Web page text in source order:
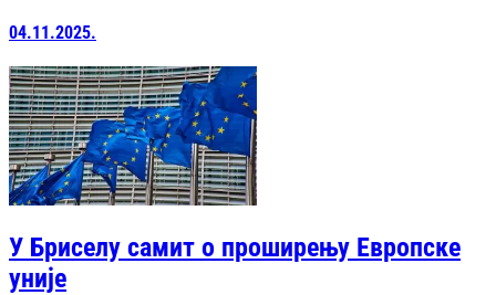
04.11.2025.
У Бриселу самит о проширењу Европске
уније